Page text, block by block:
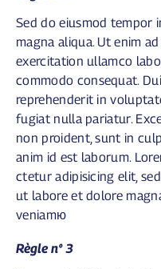
Sed do eiusmod tempor
magna aliqua. Ut enim
exercitation ullamco
commodo consequat.
reprehenderit in
fugiat nulla pariatur.
non proident, sunt in
anim id est laborum.
ctetur adipisicing elit,
ut labore et dolore
veniamю
Règle n° 3